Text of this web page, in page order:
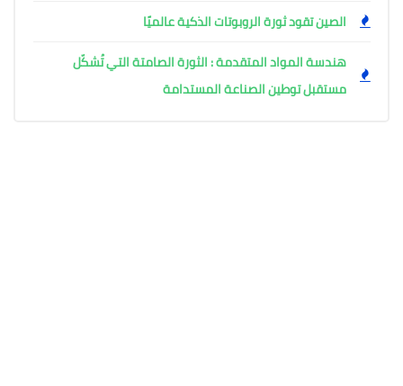
الصين تقود ثورة الروبوتات الذكية عالميًا
هندسة المواد المتقدمة : الثورة الصامتة التي تُشكّل
مستقبل توطين الصناعة المستدامة